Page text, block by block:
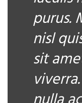
purus.
nisl
sit